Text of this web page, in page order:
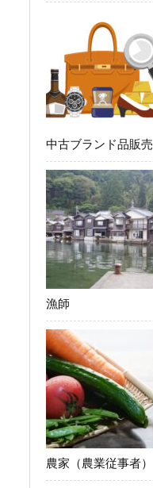
中古ブランド品販売
漁師
農家（農業従事者）